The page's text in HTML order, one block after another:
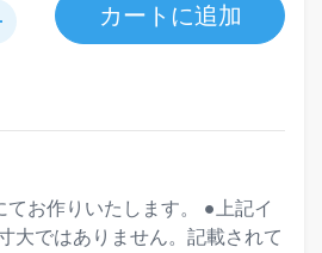
カートに追加
お作りいたします。 ●上記イ
大ではありません。記載されて